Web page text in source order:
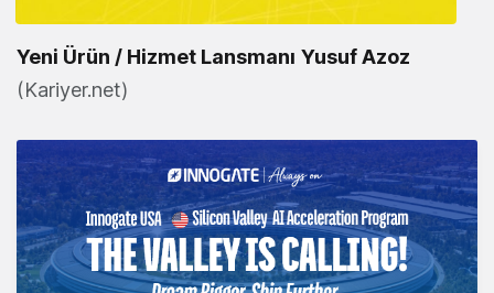
Yeni Ürün / Hizmet Lansmanı Yusuf Azoz
(Kariyer.net)